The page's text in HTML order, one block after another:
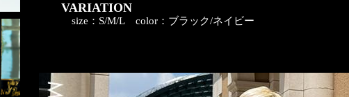
VARIATION
size：S/M/L color：ブラック/ネイビー